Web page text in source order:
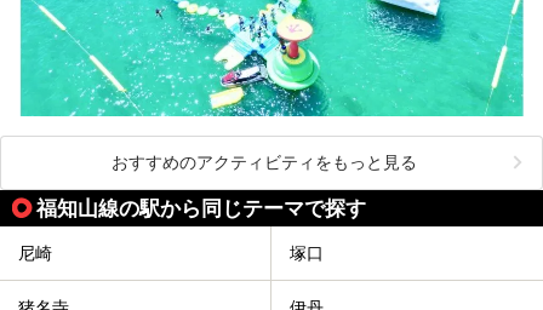
おすすめのアクティビティをもっと見る
福知山線の駅から同じテーマで探す
尼崎 塚口